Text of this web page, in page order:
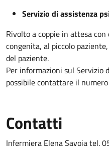
Servizio di assistenza
Rivolto a coppie in attesa
congenita, al piccolo
del paziente.
Per informazioni sul Servizio
possibile contattare il
Contatti
Infermiera Elena Savoia tel.